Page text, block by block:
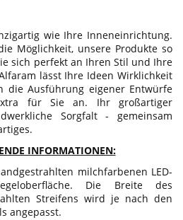
wie Ihre Inneneinrichtung.
Möglichkeit, unsere Produkte so
sich perfekt an Ihren Stil und Ihre
lässt Ihre Ideen Wirklichkeit
die Ausführung eigener Entwürfe
für Sie an. Ihr großartiger
Sorgfalt - gemeinsam
INFORMATIONEN:
milchfarbenen LED-
Die Breite des
Streifens wird je nach den
angepasst.